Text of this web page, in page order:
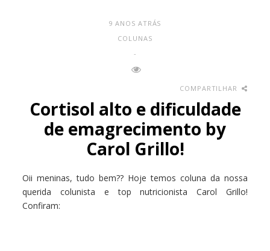
9 ANOS ATRÁS
COLUNAS
-
COMPARTILHAR
Cortisol alto e dificuldade
de emagrecimento by
Carol Grillo!
Oii meninas, tudo bem?? Hoje temos coluna da nossa
querida colunista e top nutricionista Carol Grillo!
Confiram: